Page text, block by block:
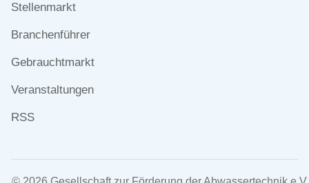
Stellenmarkt
Branchenführer
Gebrauchtmarkt
Veranstaltungen
RSS